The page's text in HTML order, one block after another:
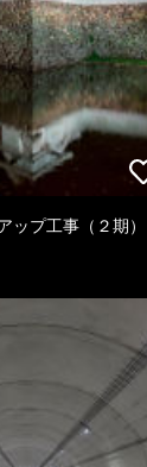
ップ工事（２期）